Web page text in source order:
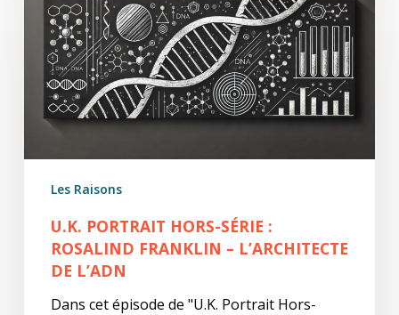
Hors-
Série
Rosalind
Franklin
l’ADN
Les Raisons
U.K. PORTRAIT HORS-SÉRIE :
ROSALIND FRANKLIN – L’ARCHITECTE
DE L’ADN
Dans cet épisode de "U.K. Portrait Hors-